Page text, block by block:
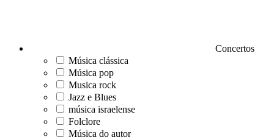
Concertos
Música clássica
Música pop
Musica rock
Jazz e Blues
música israelense
Folclore
Música do autor